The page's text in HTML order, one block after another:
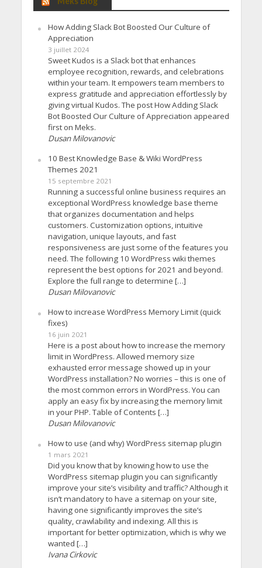
How Adding Slack Bot Boosted Our Culture of
Appreciation
3 juillet 2024
Sweet Kudos is a Slack bot that enhances
employee recognition, rewards, and celebrations
within your team. It empowers team members to
express gratitude and appreciation effortlessly by
giving virtual Kudos. The post How Adding Slack
Bot Boosted Our Culture of Appreciation appeared
first on Meks.
Dusan Milovanovic
10 Best Knowledge Base & Wiki WordPress
Themes 2021
15 septembre 2021
Running a successful online business requires an
exceptional WordPress knowledge base theme
that organizes documentation and helps
customers. Customization options, intuitive
navigation, unique layouts, and fast
responsiveness are just some of the features you
need. The following 10 WordPress wiki themes
represent the best options for 2021 and beyond.
Explore the full range to determine […]
Dusan Milovanovic
How to increase WordPress Memory Limit (quick
fixes)
16 juin 2021
Here is a post about how to increase the memory
limit in WordPress. Allowed memory size
exhausted error message showed up in your
WordPress installation? No worries – this is one of
the most common errors in WordPress. You can
apply an easy fix by increasing the memory limit
in your PHP. Table of Contents […]
Dusan Milovanovic
How to use (and why) WordPress sitemap plugin
1 mars 2021
Did you know that by knowing how to use the
WordPress sitemap plugin you can significantly
improve your site’s visibility and traffic? Although it
isn’t mandatory to have a sitemap on your site,
having one significantly improves the site’s
quality, crawlability and indexing. All this is
important for better optimization, which is why we
wanted […]
Ivana Cirkovic